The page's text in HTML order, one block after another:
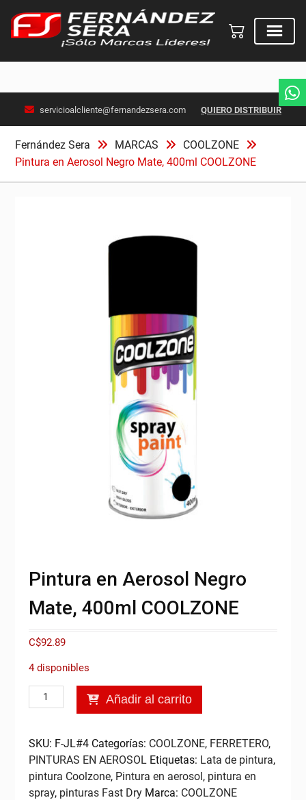
servicioalcliente@fernandezsera.com QUIERO DISTRIBUIR
Fernández Sera MARCAS
COOLZONE
Pintura en Aerosol Negro Mate, 400ml COOLZONE
Pintura en Aerosol Negro
Mate, 400ml COOLZONE
C$92.89
4 disponibles
Pintura
en
Negro
Mate,
400ml
COOLZONE
Añadir al carrito
SKU: F-JL#4 Categorías: COOLZONE, FERRETERO,
PINTURAS EN AEROSOL Etiquetas: Lata de pintura,
pintura Coolzone, Pintura en aerosol, pintura en
spray, pinturas Fast Dry Marca: COOLZONE